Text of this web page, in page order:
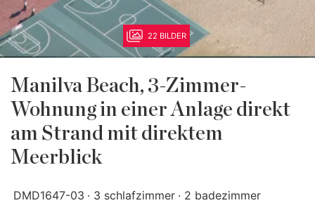
22 BILDER
Manilva Beach, 3-Zimmer-
Wohnung in einer Anlage direkt
am Strand mit direktem
Meerblick
DMD1647-03 3 schlafzimmer
2 badezimmer